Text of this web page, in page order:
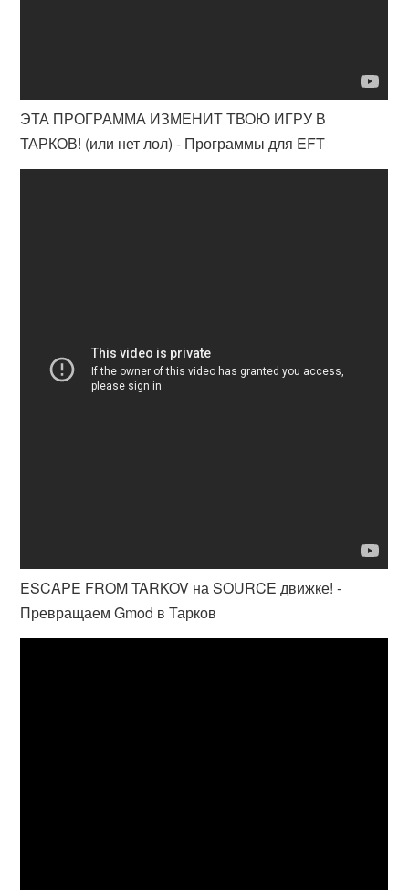
ЭТА ПРОГРАММА ИЗМЕНИТ ТВОЮ ИГРУ В
ТАРКОВ! (или нет лол) - Программы для EFT
ESCAPE FROM TARKOV на SOURCE движке! -
Превращаем Gmod в Тарков